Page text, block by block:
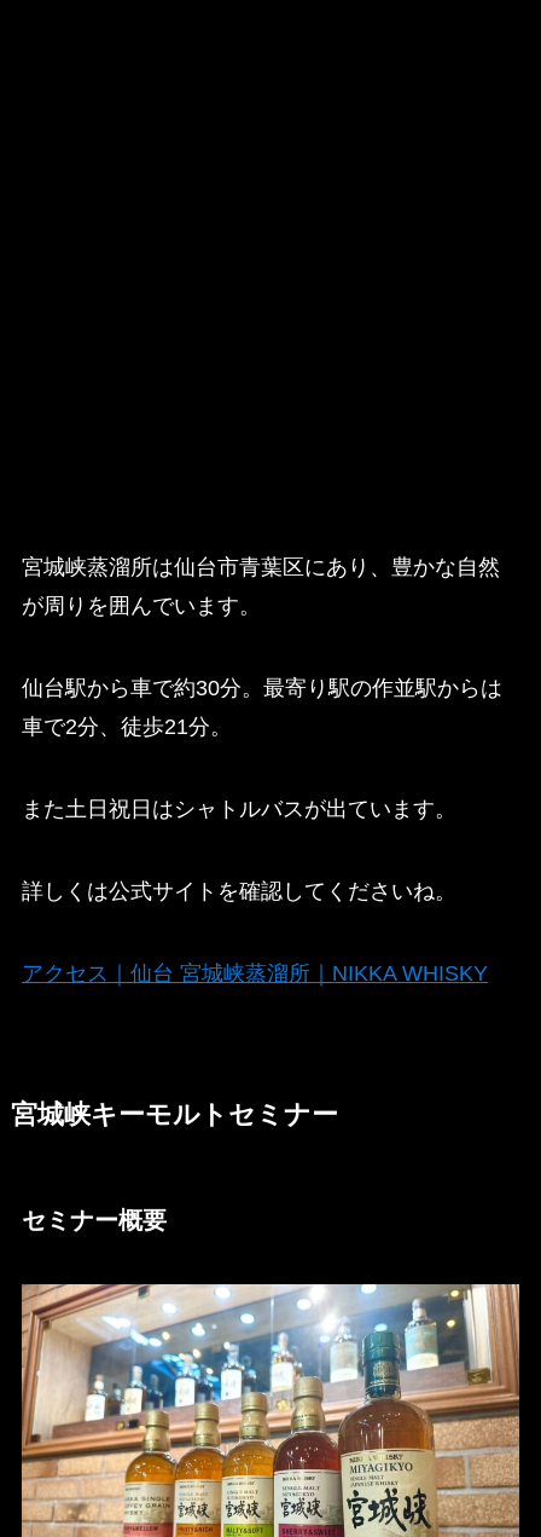
宮城峡蒸溜所は仙台市青葉区にあり、豊かな自然
が周りを囲んでいます。
仙台駅から車で約30分。最寄り駅の作並駅からは
車で2分、徒歩21分。
また土日祝日はシャトルバスが出ています。
詳しくは公式サイトを確認してくださいね。
アクセス｜仙台 宮城峡蒸溜所｜NIKKA WHISKY
宮城峡キーモルトセミナー
セミナー概要